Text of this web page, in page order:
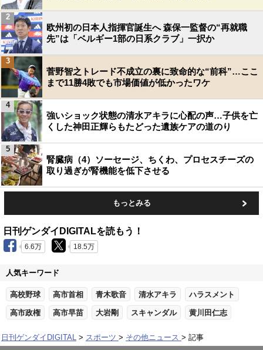
欧州初の日本人指揮官誕生へ 森保一監督の“再就職
先”は「ベルギー1部の日系クラブ」一択か
2
菅野智之トレード不成立の裏に致命的な“前科”…ここ
まで11勝4敗でも市場価値が低かったワケ
3
強いショック状態の清水アキラに心配の声…子供を亡
くした神田正輝らもたどった遺族ケアの道のり
4
腎臓病（4）ソーセージ、ちくわ、プロセスチーズの
取り過ぎが腎機能を低下させる
5
もっとみる
日刊ゲンダイDIGITALを読もう！
6.6万 18.5万
人気キーワード
高校野球 高市首相 青木歌音 清水アキラ ハラスメント
高市政権 高市早苗 大岩剛 スキャンダル 黄川田仁志
日刊ゲンダイDIGITAL スポーツ その他ニュース 記事